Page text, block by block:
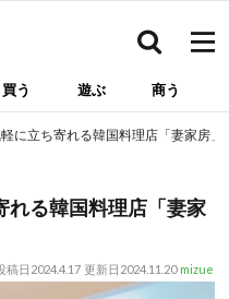
買う 遊ぶ 商う
に立ち寄れる韓国料理店「妻家房」
れる韓国料理店「妻家
稿日 2024.4.17 更新日 2024.11.20 mizue